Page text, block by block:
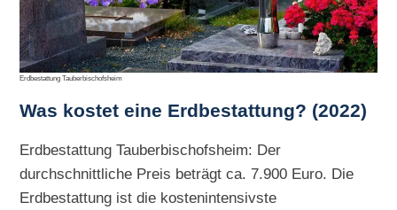
Erdbestattung Tauberbischofsheim
Was kostet eine Erdbestattung? (2022)
Erdbestattung Tauberbischofsheim: Der
durchschnittliche Preis beträgt ca. 7.900 Euro. Die
Erdbestattung ist die kostenintensivste